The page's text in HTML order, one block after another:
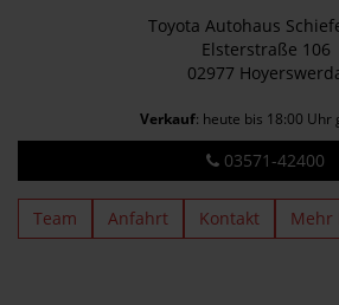
Toyota Autohaus
Elsterstraße 106
02977
Verkauf: heute bis 18:00 Uhr
03571-42400
Team Anfahrt Kontakt Mehr